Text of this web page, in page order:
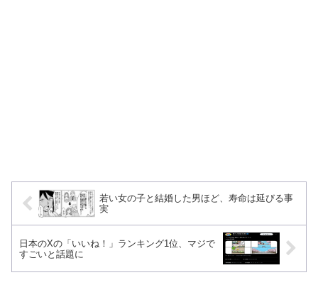
若い女の子と結婚した男ほど、寿命は延びる事
実
日本のXの「いいね！」ランキング1位、マジで
すごいと話題に